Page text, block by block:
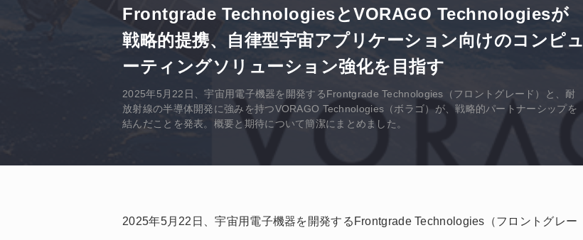
Frontgrade TechnologiesとVORAGO Technologiesが
戦略的提携、自律型宇宙アプリケーション向けのコンピュ
ーティングソリューション強化を目指す
2025年5月22日、宇宙用電子機器を開発するFrontgrade Technologies（フロントグレード）と、耐
放射線の半導体開発に強みを持つVORAGO Technologies（ボラゴ）が、戦略的パートナーシップを
結んだことを発表。概要と期待について簡潔にまとめました。
2025年5月22日、宇宙用電子機器を開発するFrontgrade Technologies（フロントグレー